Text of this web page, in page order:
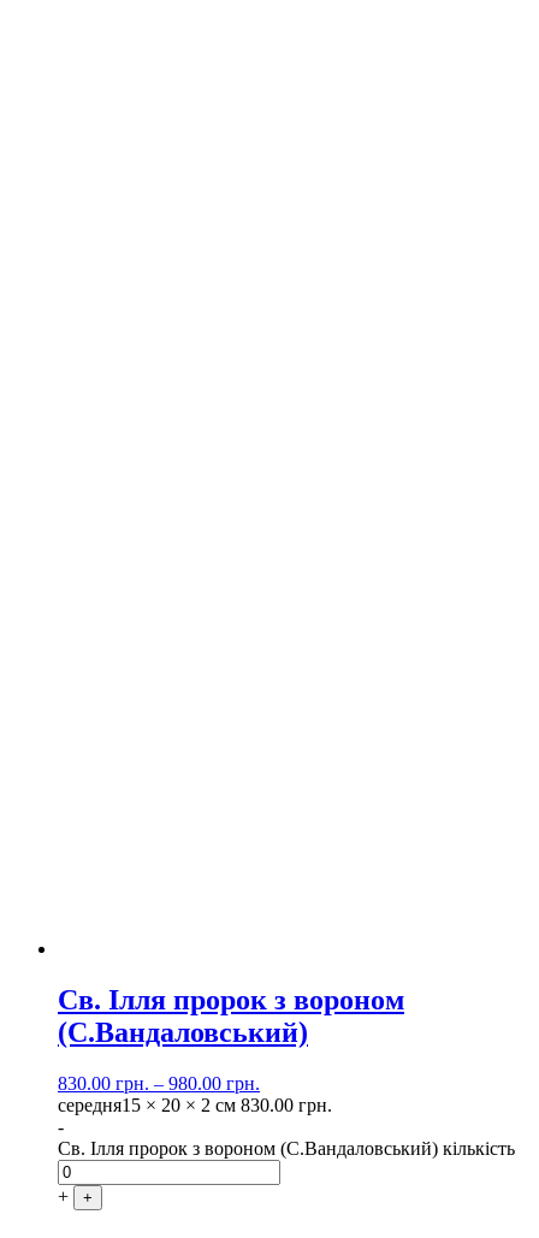
Св. Ілля пророк з вороном
(С.Вандаловський)
830.00 грн. – 980.00 грн.
середня15 × 20 × 2 см 830.00 грн.
-
Св. Ілля пророк з вороном (С.Вандаловський) кількість
+ +